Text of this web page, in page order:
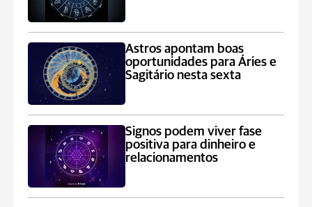
Astros apontam boas
oportunidades para Áries e
Sagitário nesta sexta
Signos podem viver fase
positiva para dinheiro e
relacionamentos